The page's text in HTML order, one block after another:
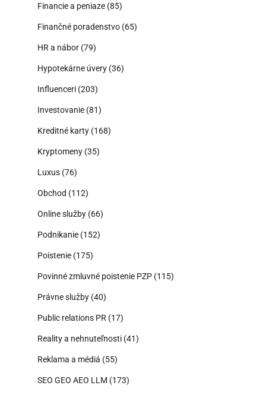
Financie a peniaze (85)
Finančné poradenstvo (65)
HR a nábor (79)
Hypotekárne úvery (36)
Influenceri (203)
Investovanie (81)
Kreditné karty (168)
Kryptomeny (35)
Luxus (76)
Obchod (112)
Online služby (66)
Podnikanie (152)
Poistenie (175)
Povinné zmluvné poistenie PZP (115)
Právne služby (40)
Public relations PR (17)
Reality a nehnuteľnosti (41)
Reklama a médiá (55)
SEO GEO AEO LLM (173)